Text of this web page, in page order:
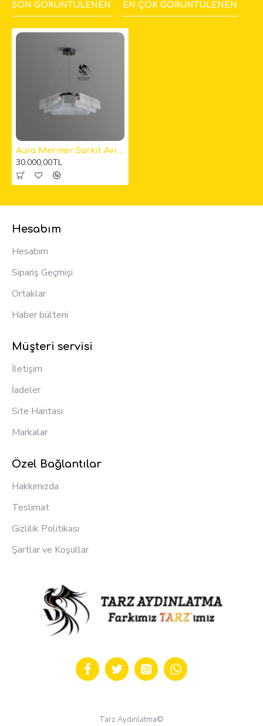
SON GÖRÜNTÜLENEN EN ÇOK GÖRÜNTÜLENEN
Aura Mermer Sarkıt Avize 2
30.000,00TL
Hesabım
Hesabım
Sipariş Geçmişi
Ortaklar
Haber bülteni
Müşteri servisi
İletişim
İadeler
Site Haritası
Markalar
Özel Bağlantılar
Hakkımızda
Teslimat
Gizlilik Politikası
Şartlar ve Koşullar
Tarz Aydınlatma©